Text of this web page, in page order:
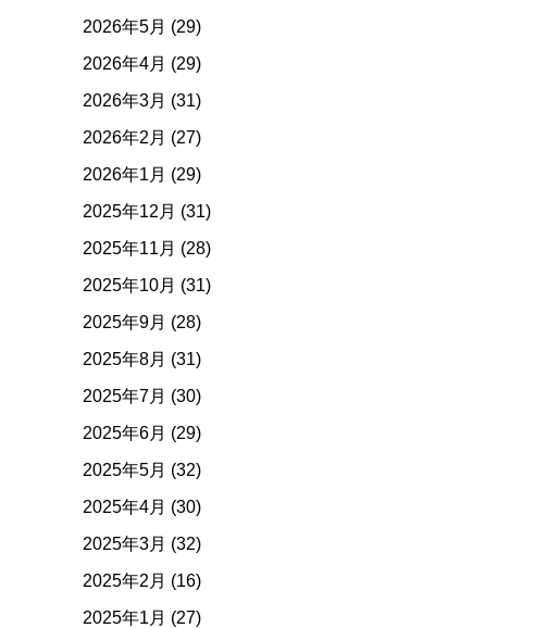
2026年5月 (29)
2026年4月 (29)
2026年3月 (31)
2026年2月 (27)
2026年1月 (29)
2025年12月 (31)
2025年11月 (28)
2025年10月 (31)
2025年9月 (28)
2025年8月 (31)
2025年7月 (30)
2025年6月 (29)
2025年5月 (32)
2025年4月 (30)
2025年3月 (32)
2025年2月 (16)
2025年1月 (27)